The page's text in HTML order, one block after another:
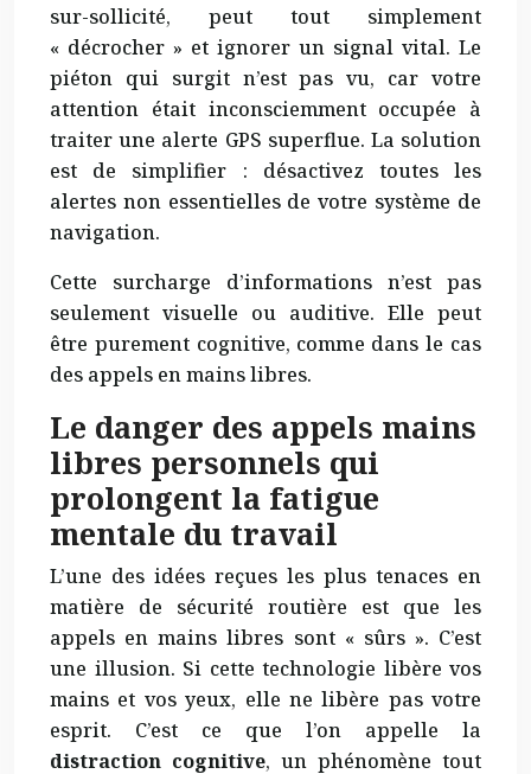
sur-sollicité, peut tout simplement
« décrocher » et ignorer un signal vital. Le
piéton qui surgit n’est pas vu, car votre
attention était inconsciemment occupée à
traiter une alerte GPS superflue. La solution
est de simplifier : désactivez toutes les
alertes non essentielles de votre système de
navigation.
Cette surcharge d’informations n’est pas
seulement visuelle ou auditive. Elle peut
être purement cognitive, comme dans le cas
des appels en mains libres.
Le danger des appels mains
libres personnels qui
prolongent la fatigue
mentale du travail
L’une des idées reçues les plus tenaces en
matière de sécurité routière est que les
appels en mains libres sont « sûrs ». C’est
une illusion. Si cette technologie libère vos
mains et vos yeux, elle ne libère pas votre
esprit. C’est ce que l’on appelle la
distraction cognitive, un phénomène tout